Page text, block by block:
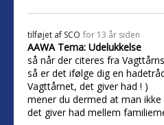
tilføjet af SCO for 13 år siden
AAWA Tema: Udelukkelse
så når der citeres fra
så er det ifølge dig en
Vagttårnet, det giver had ! )
mener du dermed at man
det giver had mellem